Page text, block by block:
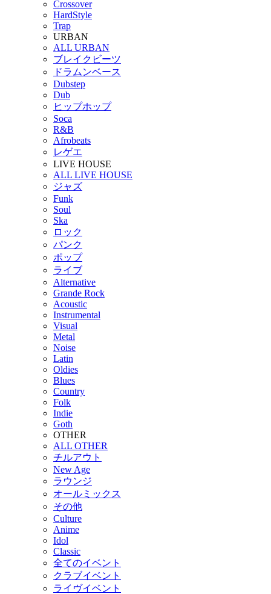
Crossover
HardStyle
Trap
URBAN
ALL URBAN
ブレイクビーツ
ドラムンベース
Dubstep
Dub
ヒップホップ
Soca
R&B
Afrobeats
レゲエ
LIVE HOUSE
ALL LIVE HOUSE
ジャズ
Funk
Soul
Ska
ロック
パンク
ポップ
ライブ
Alternative
Grande Rock
Acoustic
Instrumental
Visual
Metal
Noise
Latin
Oldies
Blues
Country
Folk
Indie
Goth
OTHER
ALL OTHER
チルアウト
New Age
ラウンジ
オールミックス
その他
Culture
Anime
Idol
Classic
全てのイベント
クラブイベント
ライヴイベント